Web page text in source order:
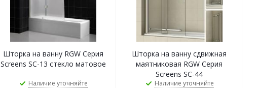
Шторка на ванну RGW Серия
Screens SC-13 стекло матовое
Наличие уточняйте
Шторка на ванну сдвижная
маятниковая RGW Серия
Screens SC-44
Наличие уточняйте